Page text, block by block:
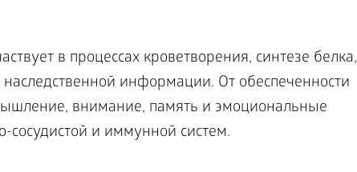
в процессах кроветворения, синтезе белка,
информации. От обеспеченности
внимание, память и эмоциональные
сосудистой и иммунной систем.